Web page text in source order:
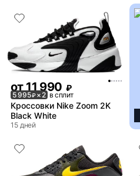
от 11 990 ₽
5 995₽× 2 в сплит
Кроссовки Nike Zoom 2K
Black White
15 дней